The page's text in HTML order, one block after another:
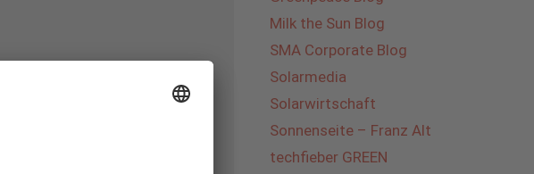
Milk the Sun Blog
SMA Corporate Blog
Solarmedia
Solarwirtschaft
Sonnenseite – Franz Alt
techfieber GREEN